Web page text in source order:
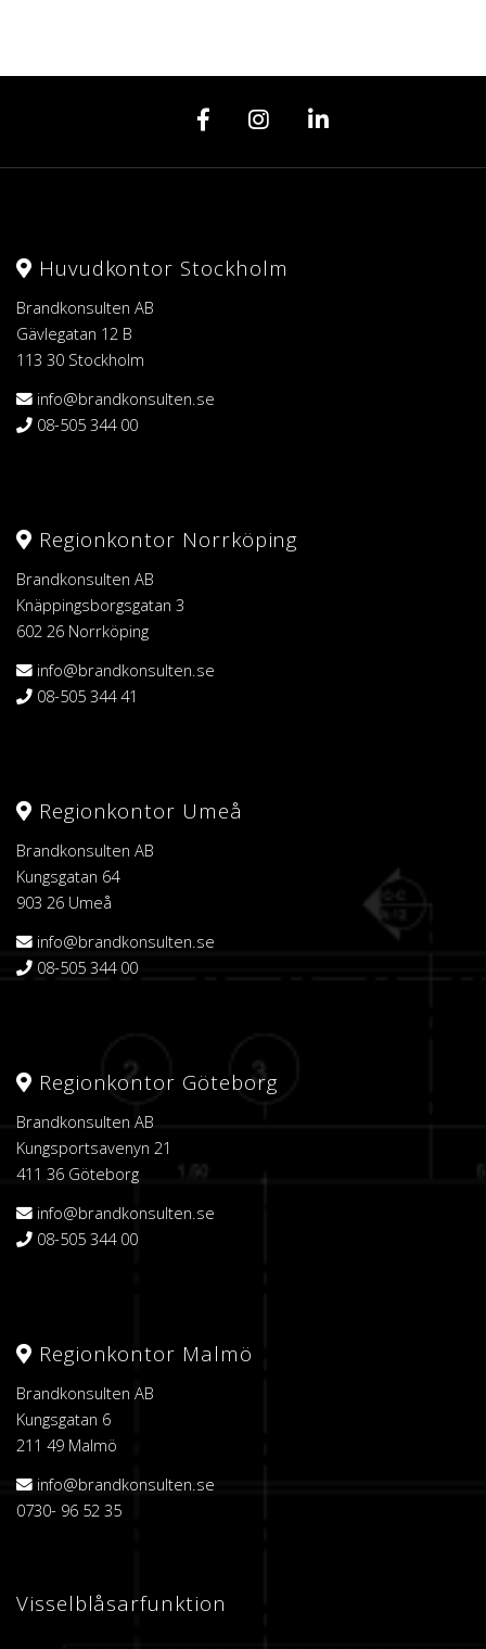
Huvudkontor Stockholm
Brandkonsulten AB
Gävlegatan 12 B
113 30 Stockholm
info@brandkonsulten.se
08-505 344 00
Regionkontor Norrköping
Brandkonsulten AB
Knäppingsborgsgatan 3
602 26 Norrköping
info@brandkonsulten.se
08-505 344 41
Regionkontor Umeå
Brandkonsulten AB
Kungsgatan 64
903 26 Umeå
info@brandkonsulten.se
08-505 344 00
Regionkontor Göteborg
Brandkonsulten AB
Kungsportsavenyn 21
411 36 Göteborg
info@brandkonsulten.se
08-505 344 00
Regionkontor Malmö
Brandkonsulten AB
Kungsgatan 6
211 49 Malmö
info@brandkonsulten.se
0730- 96 52 35
Visselblåsarfunktion